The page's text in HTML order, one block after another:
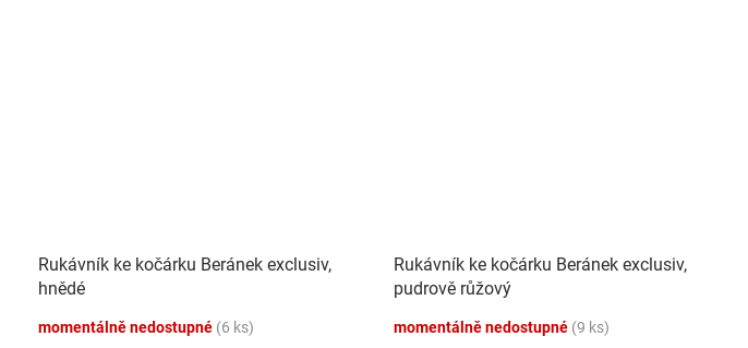
Rukávník ke kočárku Beránek exclusiv,
hnědé
momentálně nedostupné (6 ks)
Rukávník ke kočárku Beránek exclusiv,
pudrově růžový
momentálně nedostupné (9 ks)